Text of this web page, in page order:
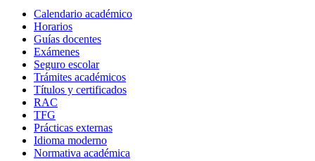
Calendario académico
Horarios
Guías docentes
Exámenes
Seguro escolar
Trámites académicos
Títulos y certificados
RAC
TFG
Prácticas externas
Idioma moderno
Normativa académica